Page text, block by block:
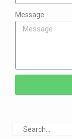
Message